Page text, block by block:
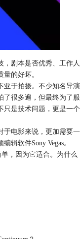
，剧本是否优秀、工作人
的好坏。
亚于拍摄。不少知名导演
了很多遍，但最终为了服
只是技术问题，更是一个
于电影来说，更加需要一
辑软件Sony Vegas。
，因为它适合。为什么
电影组成部分，其实有
单》，其主体色调为黑